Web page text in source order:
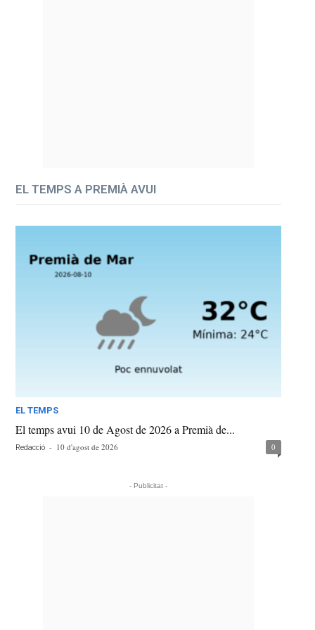
EL TEMPS A PREMIÀ AVUI
EL TEMPS
El temps avui 10 de Agost de 2026 a Premià de...
Redacció - 10 d'agost de 2026 0
- Publicitat -